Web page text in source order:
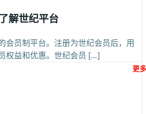
解世纪平台
会员制平台。注册为世纪会员后，用
权益和优惠。世纪会员 […]
更多